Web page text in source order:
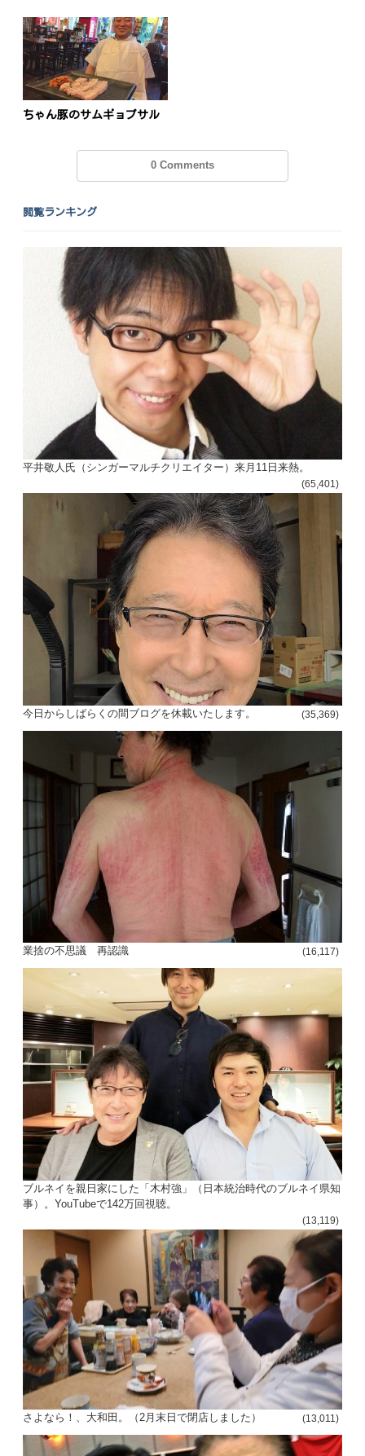
ちゃん豚のサムギョプサル
0 Comments
閲覧ランキング
平井敬人氏（シンガーマルチクリエイター）来月11日来熱。
(65,401)
今日からしばらくの間ブログを休載いたします。 (35,369)
業捨の不思議 再認識 (16,117)
ブルネイを親日家にした「木村強」（日本統治時代のブルネイ県知
事）。YouTubeで142万回視聴。
(13,119)
さよなら！、大和田。（2月末日で閉店しました） (13,011)